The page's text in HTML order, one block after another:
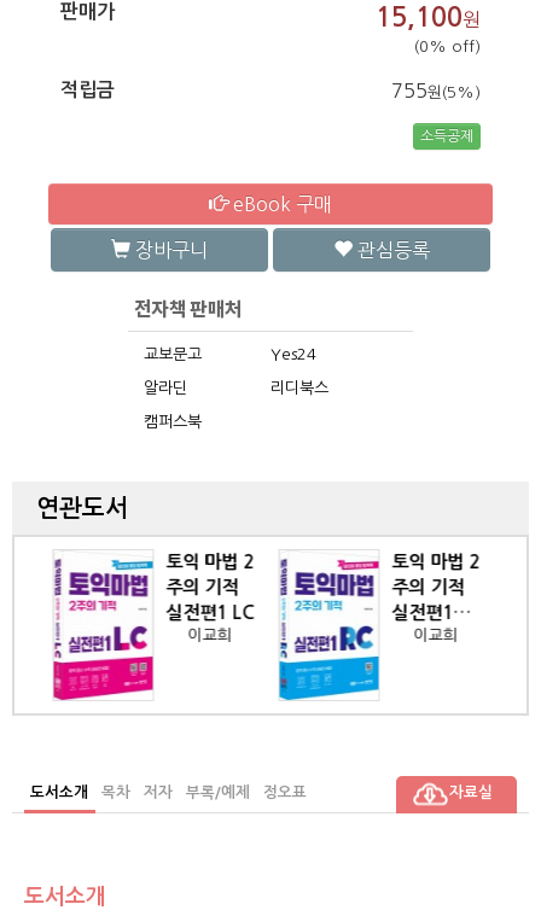
판매가 15,100원
(0% off)
적립금 755원(5%)
소득공제
eBook 구매
장바구니 관심등록
교보문고 Yes24
알라딘 리디북스
캠퍼스북
연관도서
토익 마법 2
주의 기적
실전편1
RC이교희
토익 마법 2
주의 기적
990 LC
이교희
도서소개 목차 저자 부록/예제 정오표 자료실
도서소개